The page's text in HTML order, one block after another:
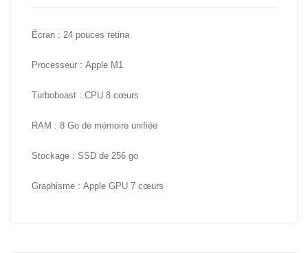
Écran : 24 pouces retina
Processeur : Apple M1
Turboboast : CPU 8 cœurs
RAM : 8 Go de mémoire unifiée
Stockage : SSD de 256 go
Graphisme : Apple GPU 7 cœurs